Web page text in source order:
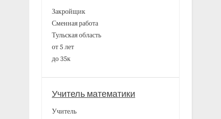
Закройщик
Сменная работа
Тульская область
от 5 лет
до 35к
Учитель математики
Учитель